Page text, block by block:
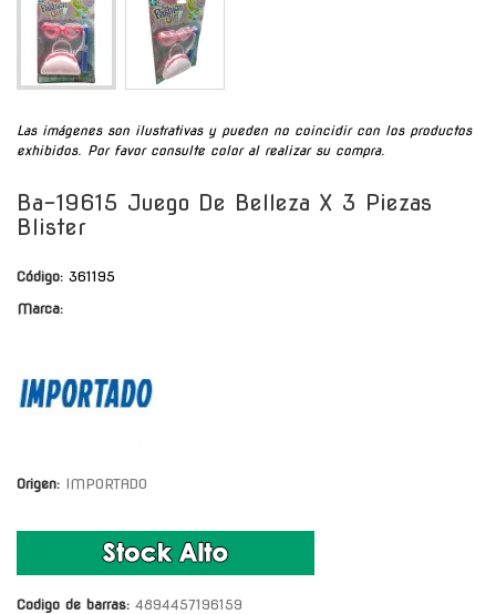
Las imágenes son ilustrativas y pueden no coincidir con los productos
exhibidos. Por favor consulte color al realizar su compra.
Ba-19615 Juego De Belleza X 3 Piezas
Blister
Código: 361195
Marca:
Origen: IMPORTADO
Codigo de barras: 4894457196159